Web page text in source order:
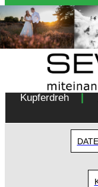
Copyright 2018
Kupferdreh
|